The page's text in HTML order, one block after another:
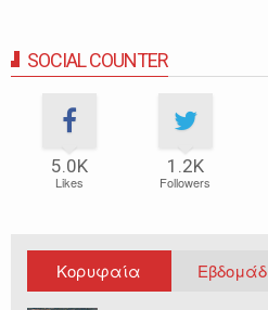
SOCIAL COUNTER
5.0Κ
Likes
1.2Κ
Followers
Κορυφαία